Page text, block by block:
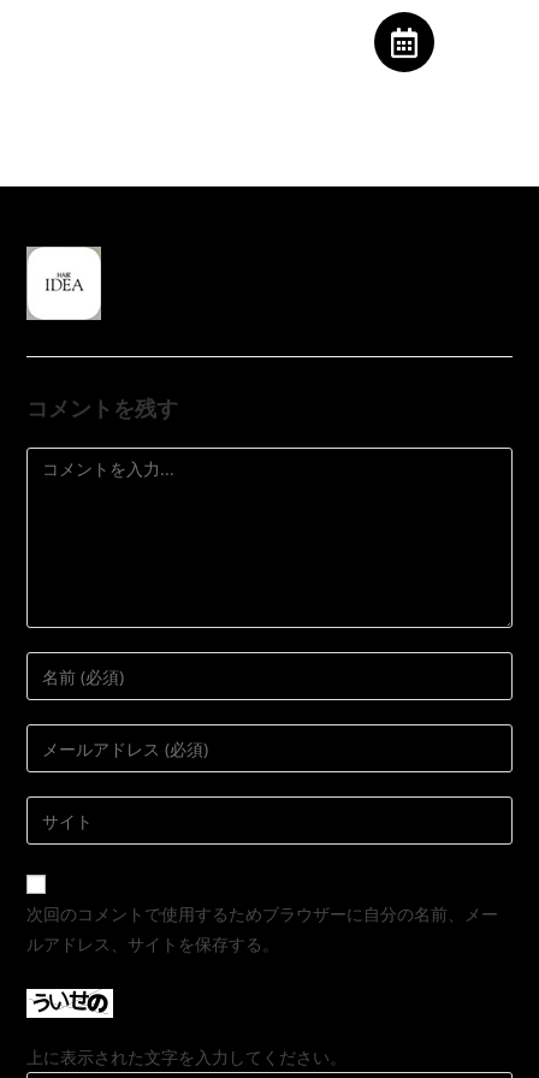
コメントを残す
次回のコメントで使用するためブラウザーに自分の名前、メー
ルアドレス、サイトを保存する。
上に表示された文字を入力してください。